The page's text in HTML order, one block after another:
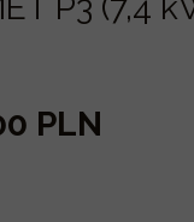
PLN